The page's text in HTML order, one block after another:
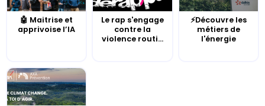
🤖 Maitrise et
apprivoise l’IA
Le rap s'engage
contre la
violence routi...
⚡Découvre les
métiers de
l'énergie